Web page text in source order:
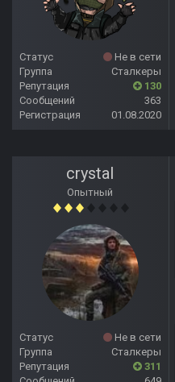
Статус
Не в сети
Группа
Сталкеры
Репутация
130
Сообщений
363
Регистрация
01.08.2020
crystal
Опытный
Статус
Не в сети
Группа
Сталкеры
Репутация
311